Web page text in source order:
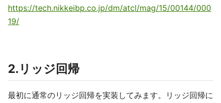
https://tech.nikkeibp.co.jp/dm/atcl/mag/15/00144/000
19/
2.リッジ回帰
最初に通常のリッジ回帰を実装してみます。リッジ回帰に